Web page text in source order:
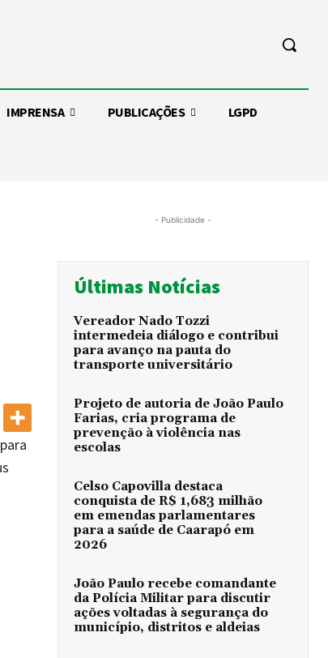
IMPRENSA PUBLICAÇÕES LGPD
- Publicidade -
Últimas Notícias
Vereador Nado Tozzi
intermedeia diálogo e contribui
para avanço na pauta do
transporte universitário
Projeto de autoria de João Paulo
Farias, cria programa de
prevenção à violência nas
escolas
Celso Capovilla destaca
conquista de R$ 1,683 milhão
em emendas parlamentares
para a saúde de Caarapó em
2026
João Paulo recebe comandante
da Polícia Militar para discutir
ações voltadas à segurança do
município, distritos e aldeias